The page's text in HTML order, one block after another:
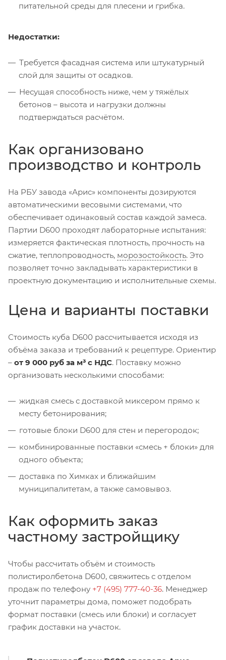
питательной среды для плесени и грибка.
Недостатки:
Требуется фасадная система или штукатурный
слой для защиты от осадков.
Несущая способность ниже, чем у тяжёлых
бетонов – высота и нагрузки должны
подтверждаться расчётом.
Как организовано
производство и контроль
На РБУ завода «Арис» компоненты дозируются
автоматическими весовыми системами, что
обеспечивает одинаковый состав каждой замеса.
Партии D600 проходят лабораторные испытания:
измеряется фактическая плотность, прочность на
сжатие, теплопроводность, морозостойкость. Это
позволяет точно закладывать характеристики в
проектную документацию и исполнительные схемы.
Цена и варианты поставки
Стоимость куба D600 рассчитывается исходя из
объёма заказа и требований к рецептуре. Ориентир
– от 9 000 руб за м³ с НДС. Поставку можно
организовать несколькими способами:
жидкая смесь с доставкой миксером прямо к
месту бетонирования;
готовые блоки D600 для стен и перегородок;
комбинированные поставки «смесь + блоки» для
одного объекта;
доставка по Химках и ближайшим
муниципалитетам, а также самовывоз.
Как оформить заказ
частному застройщику
Чтобы рассчитать объём и стоимость
полистиролбетона D600, свяжитесь с отделом
продаж по телефону +7 (495) 777-40-36. Менеджер
уточнит параметры дома, поможет подобрать
формат поставки (смесь или блоки) и согласует
график доставки на участок.